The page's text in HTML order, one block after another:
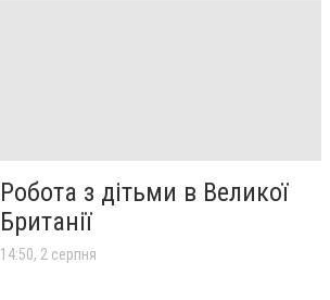
Робота з дітьми в Великої
Британії
14:50, 2 серпня